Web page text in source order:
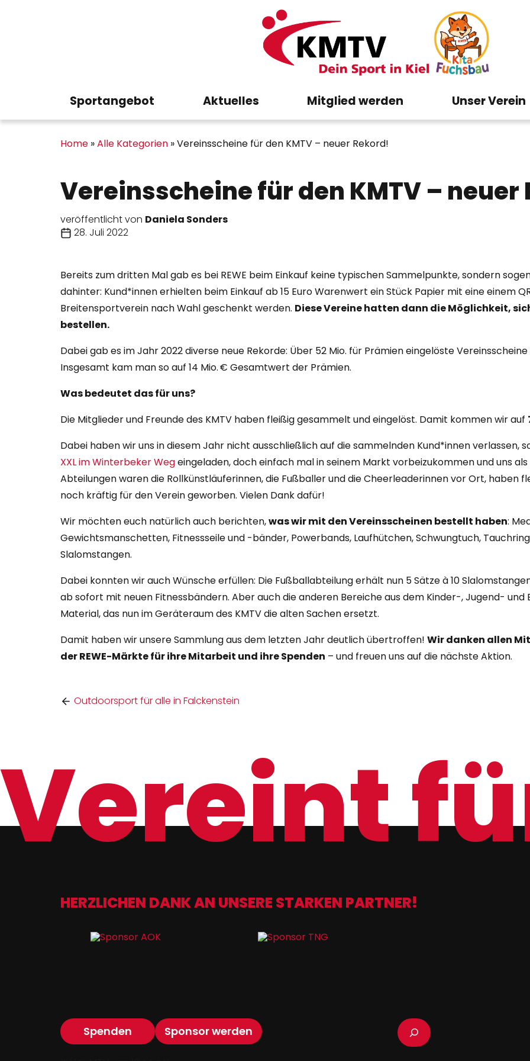
Sportangebot Aktuelles Mitglied werden Unser Verein
Home »Alle Kategorien »Vereinsscheine für den KMTV – neuer Rekord!
Vereinsscheine für den KMTV – neuer
veröffentlicht von Daniela Sonders
28. Juli 2022
Bereits zum dritten Mal gab es bei REWE beim Einkauf keine typischen Sammelpunkte, sondern
dahinter: Kund*innen erhielten beim Einkauf ab 15 Euro Warenwert ein Stück Papier mit eine einem
Breitensportverein nach Wahl geschenkt werden. Diese Vereine hatten dann die Möglichkeit,
bestellen.
Dabei gab es im Jahr 2022 diverse neue Rekorde: Über 52 Mio. für Prämien eingelöste
Insgesamt kam man so auf 14 Mio. € Gesamtwert der Prämien.
Was bedeutet das für uns?
Die Mitglieder und Freunde des KMTV haben fleißig gesammelt und eingelöst. Damit kommen wir auf
Dabei haben wir uns in diesem Jahr nicht ausschließlich auf die sammelnden Kund*innen
XXL im Winterbeker Wegeingeladen, doch einfach mal in seinem Markt vorbeizukommen und uns
Abteilungen waren die Rollkünstläuferinnen, die Fußballer und die Cheerleaderinnen vor Ort, haben
noch kräftig für den Verein geworben. Vielen Dank dafür!
Wir möchten euch natürlich auch berichten,was wir mit den Vereinsscheinen bestellt haben:
Gewichtsmanschetten, Fitnessseile und -bänder, Powerbands, Laufhütchen, Schwungtuch,
Slalomstangen.
Dabei konnten wir auch Wünsche erfüllen: Die Fußballabteilung erhält nun 5 Sätze à 10
ab sofort mit neuen Fitnessbändern. Aber auch die anderen Bereiche aus dem Kinder-, Jugend-
Material, das nun im Geräteraum des KMTV die alten Sachen ersetzt.
Damit haben wir unsere Sammlung aus dem letzten Jahr deutlich übertroffen! Wir danken allen
der REWE-Märkte für ihre Mitarbeit und ihre Spenden – und freuen uns auf die nächste Aktion.
Outdoorsport für alle in Falckenstein
Vereint
HERZLICHEN DANK AN UNSERE STARKEN PARTNER!
Spenden Sponsor werden
Suchen